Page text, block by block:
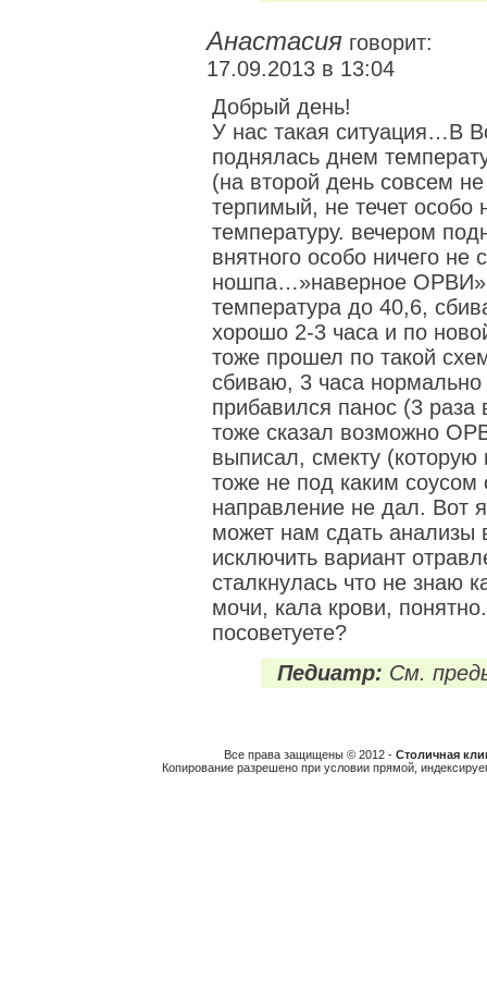
Анастасия говорит:
17.09.2013 в 13:04
Добрый день!
У нас такая ситуация…В
поднялась днем
(на второй день совсем
терпимый, не течет
температуру. вечером
внятного особо ничего
ношпа…»наверное
температура до 40,6,
хорошо 2-3 часа и по
тоже прошел по такой
сбиваю, 3 часа
прибавился панос (3
тоже сказал возможно
выписал, смекту (которую
тоже не под каким
направление не дал. Вот
может нам сдать анализы
исключить вариант
сталкнулась что не знаю
мочи, кала крови,
посоветуете?
Педиатр: См.
Все права защищены © 2012 - Столичная
Копирование разрешено при условии прямой,